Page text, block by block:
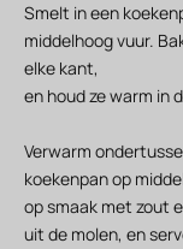
Smelt in een
middelhoog vuur.
elke kant,
en houd ze warm in
Verwarm
koekenpan op
op smaak met zout
uit de molen, en